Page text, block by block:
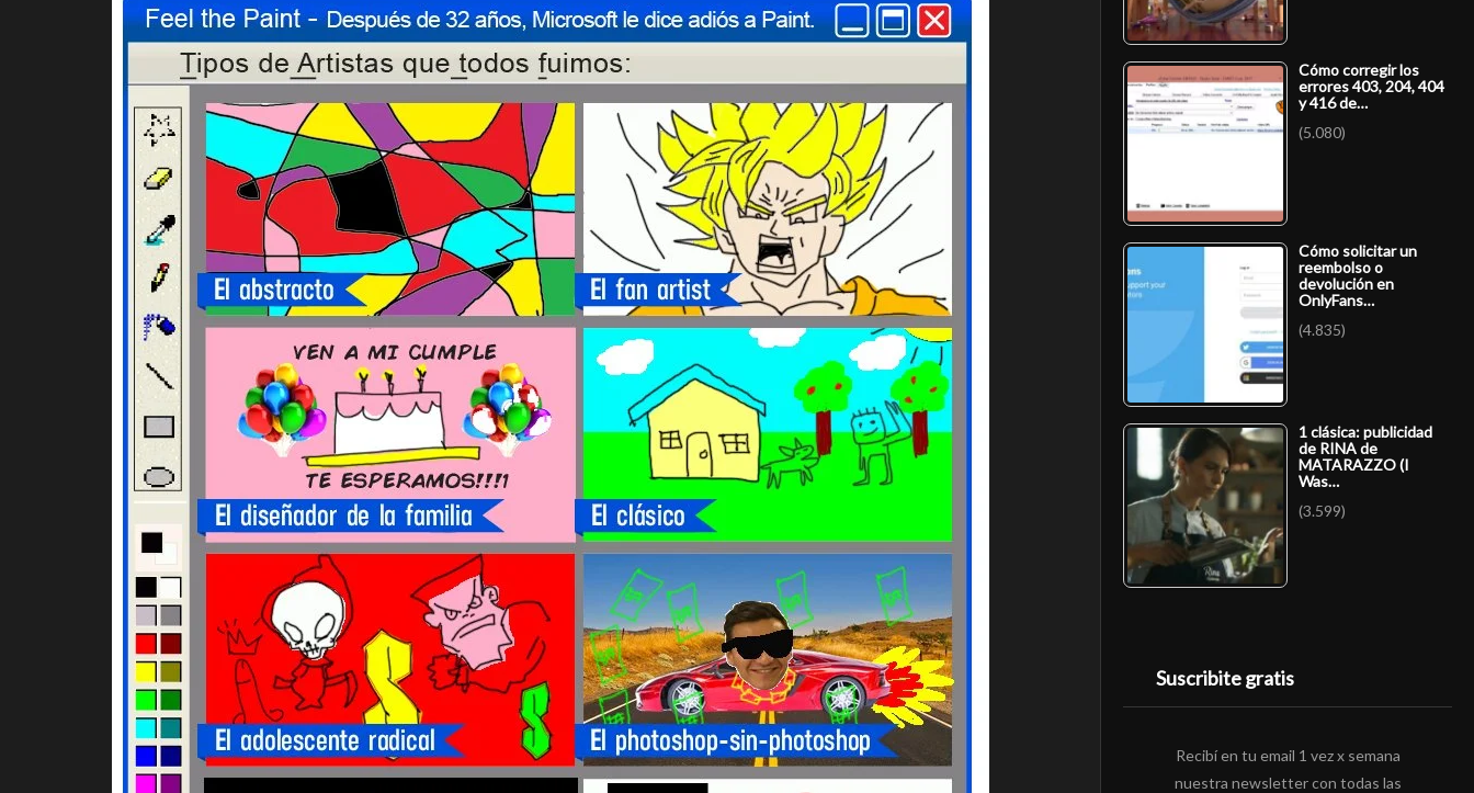
Cómo corregir los
errores 403, 204, 404
y 416 de…
(5.080)
Cómo solicitar un
reembolso o
devolución en
OnlyFans…
(4.835)
1 clásica: publicidad
de RINA de
MATARAZZO (I
Was…
(3.599)
Suscribite gratis
Recibí en tu email 1 vez x semana
nuestra newsletter con todas las